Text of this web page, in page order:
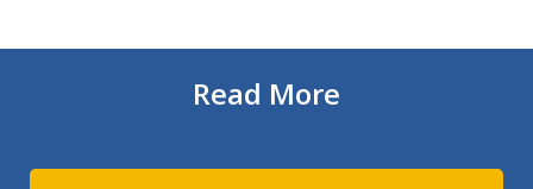
Read More